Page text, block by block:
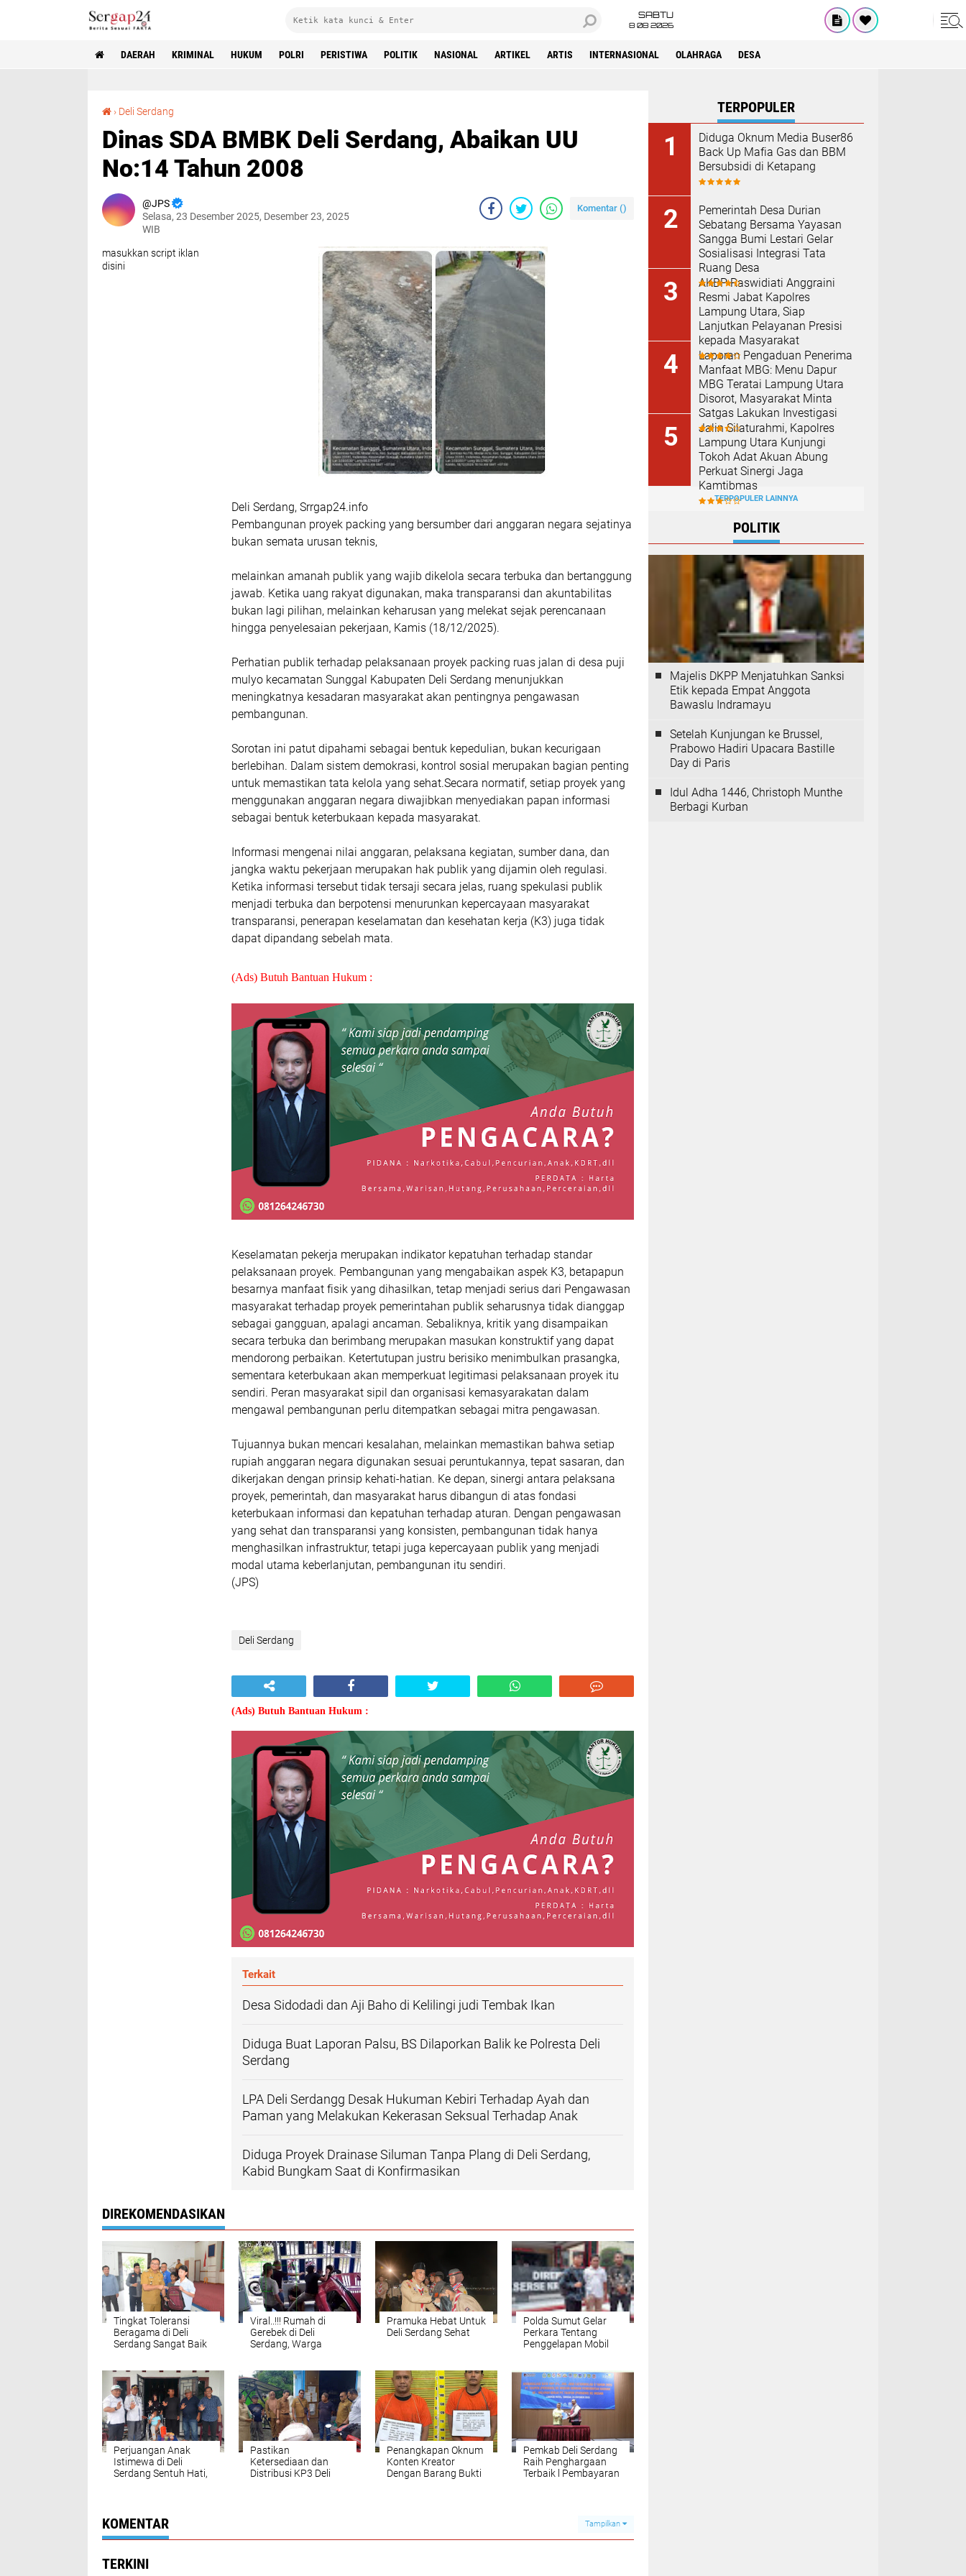
SABTU
8 08 2026
DAERAH KRIMINAL HUKUM POLRI PERISTIWA POLITIK NASIONAL ARTIKEL ARTIS INTERNASIONAL OLAHRAGA DESA
› Deli Serdang
Dinas SDA BMBK Deli Serdang, Abaikan UU
No:14 Tahun 2008
JPS
Selasa, 23 Desember 2025, Desember 23, 2025
WIB
Komentar ()
masukkan script iklan
disini
Deli Serdang, Srrgap24.info
Pembangunan proyek packing yang bersumber dari anggaran negara sejatinya
bukan semata urusan teknis,
melainkan amanah publik yang wajib dikelola secara terbuka dan bertanggung
jawab. Ketika uang rakyat digunakan, maka transparansi dan akuntabilitas
bukan lagi pilihan, melainkan keharusan yang melekat sejak perencanaan
hingga penyelesaian pekerjaan, Kamis (18/12/2025).
Perhatian publik terhadap pelaksanaan proyek packing ruas jalan di desa puji
mulyo kecamatan Sunggal Kabupaten Deli Serdang menunjukkan
meningkatnya kesadaran masyarakat akan pentingnya pengawasan
pembangunan.
Sorotan ini patut dipahami sebagai bentuk kepedulian, bukan kecurigaan
berlebihan. Dalam sistem demokrasi, kontrol sosial merupakan bagian penting
untuk memastikan tata kelola yang sehat.Secara normatif, setiap proyek yang
menggunakan anggaran negara diwajibkan menyediakan papan informasi
sebagai bentuk keterbukaan kepada masyarakat.
Informasi mengenai nilai anggaran, pelaksana kegiatan, sumber dana, dan
jangka waktu pekerjaan merupakan hak publik yang dijamin oleh regulasi.
Ketika informasi tersebut tidak tersaji secara jelas, ruang spekulasi publik
menjadi terbuka dan berpotensi menurunkan kepercayaan masyarakat
transparansi, penerapan keselamatan dan kesehatan kerja (K3) juga tidak
dapat dipandang sebelah mata.
(Ads) Butuh Bantuan Hukum :
Keselamatan pekerja merupakan indikator kepatuhan terhadap standar
pelaksanaan proyek. Pembangunan yang mengabaikan aspek K3, betapapun
besarnya manfaat fisik yang dihasilkan, tetap menjadi serius dari Pengawasan
masyarakat terhadap proyek pemerintahan publik seharusnya tidak dianggap
sebagai gangguan, apalagi ancaman. Sebaliknya, kritik yang disampaikan
secara terbuka dan berimbang merupakan masukan konstruktif yang dapat
mendorong perbaikan. Ketertutupan justru berisiko menimbulkan prasangka,
sementara keterbukaan akan memperkuat legitimasi pelaksanaan proyek itu
sendiri. Peran masyarakat sipil dan organisasi kemasyarakatan dalam
mengawal pembangunan perlu ditempatkan sebagai mitra pengawasan.
Tujuannya bukan mencari kesalahan, melainkan memastikan bahwa setiap
rupiah anggaran negara digunakan sesuai peruntukannya, tepat sasaran, dan
dikerjakan dengan prinsip kehati-hatian. Ke depan, sinergi antara pelaksana
proyek, pemerintah, dan masyarakat harus dibangun di atas fondasi
keterbukaan informasi dan kepatuhan terhadap aturan. Dengan pengawasan
yang sehat dan transparansi yang konsisten, pembangunan tidak hanya
menghasilkan infrastruktur, tetapi juga kepercayaan publik yang menjadi
modal utama keberlanjutan, pembangunan itu sendiri.
(JPS)
Deli Serdang
(Ads) Butuh Bantuan Hukum :
Terkait
Desa Sidodadi dan Aji Baho di Kelilingi judi Tembak Ikan
Diduga Buat Laporan Palsu, BS Dilaporkan Balik ke Polresta Deli
Serdang
LPA Deli Serdangg Desak Hukuman Kebiri Terhadap Ayah dan
Paman yang Melakukan Kekerasan Seksual Terhadap Anak
Diduga Proyek Drainase Siluman Tanpa Plang di Deli Serdang,
Kabid Bungkam Saat di Konfirmasikan
DIREKOMENDASIKAN
Tingkat Toleransi
Beragama di Deli
Serdang Sangat Baik
Viral..!!! Rumah di
Gerebek di Deli
Serdang, Warga
Pramuka Hebat Untuk
Deli Serdang Sehat
Polda Sumut Gelar
Perkara Tentang
Penggelapan Mobil
Perjuangan Anak
Istimewa di Deli
Serdang Sentuh Hati,
Pastikan
Ketersediaan dan
Distribusi KP3 Deli
Penangkapan Oknum
Konten Kreator
Dengan Barang Bukti
Pemkab Deli Serdang
Raih Penghargaan
Terbaik l Pembayaran
KOMENTAR Tampilkan
TERKINI
TERPOPULER
Diduga Oknum Media Buser86
Back Up Mafia Gas dan BBM
Bersubsidi di Ketapang
Pemerintah Desa Durian
Sebatang Bersama Yayasan
Sangga Bumi Lestari Gelar
Sosialisasi Integrasi Tata
Ruang Desa
AKBP Raswidiati Anggraini
Resmi Jabat Kapolres
Lampung Utara, Siap
Lanjutkan Pelayanan Presisi
kepada Masyarakat
Laporan Pengaduan Penerima
Manfaat MBG: Menu Dapur
MBG Teratai Lampung Utara
Disorot, Masyarakat Minta
Satgas Lakukan Investigasi
Jalin Silaturahmi, Kapolres
Lampung Utara Kunjungi
Tokoh Adat Akuan Abung
Perkuat Sinergi Jaga
Kamtibmas
TERPOPULER LAINNYA
POLITIK
Majelis DKPP Menjatuhkan Sanksi
Etik kepada Empat Anggota
Bawaslu Indramayu
Setelah Kunjungan ke Brussel,
Prabowo Hadiri Upacara Bastille
Day di Paris
Idul Adha 1446, Christoph Munthe
Berbagi Kurban